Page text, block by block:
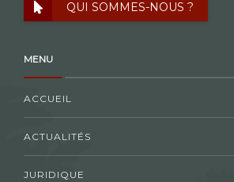
QUI SOMMES-NOUS ?
MENU
ACCUEIL
ACTUALITÉS
JURIDIQUE